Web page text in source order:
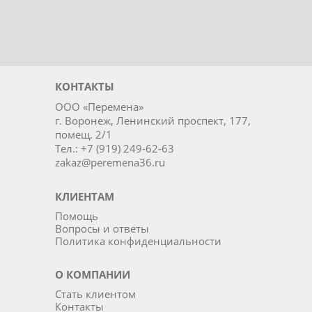
КОНТАКТЫ
ООО «Перемена»
г. Воронеж, Ленинский проспект, 177,
помещ. 2/1
Тел.: +7 (919) 249-62-63
zakaz@peremena36.ru
КЛИЕНТАМ
Помощь
Вопросы и ответы
Политика конфиденциальности
О КОМПАНИИ
Стать клиентом
Контакты